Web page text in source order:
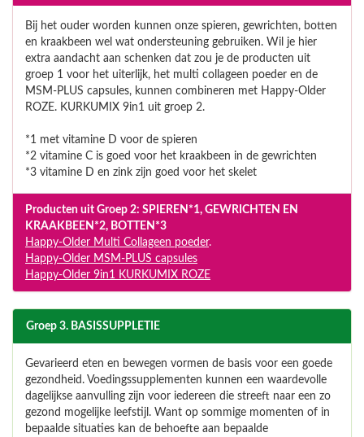
Bij het ouder worden kunnen onze spieren, gewrichten, botten
en kraakbeen wel wat ondersteuning gebruiken. Wil je hier
extra aandacht aan schenken dat zou je de producten uit
groep 1 voor het uiterlijk, het multi collageen poeder en de
MSM-PLUS capsules, kunnen combineren met Happy-Older
ROZE. KURKUMIX 9in1 uit groep 2.
*1 met vitamine D voor de spieren
*2 vitamine C is goed voor het kraakbeen in de gewrichten
*3 vitamine D en zink zijn goed voor het skelet
Producten uit Groep 2: SPIEREN*1, GEWRICHTEN EN
KRAAKBEEN*2, BOTTEN*3
Happy-Older Multi Collageen poeder.
Happy-Older MSM-PLUS capsules
Happy-Older 9in1 KURKUMIX ROZE
Groep 3. BASISSUPPLETIE
Gevarieerd eten en bewegen vormen de basis voor een goede
gezondheid. Voedingssupplementen kunnen een waardevolle
dagelijkse aanvulling zijn voor iedereen die streeft naar een zo
gezond mogelijke leefstijl. Want op sommige momenten of in
bepaalde situaties kan de behoefte aan bepaalde